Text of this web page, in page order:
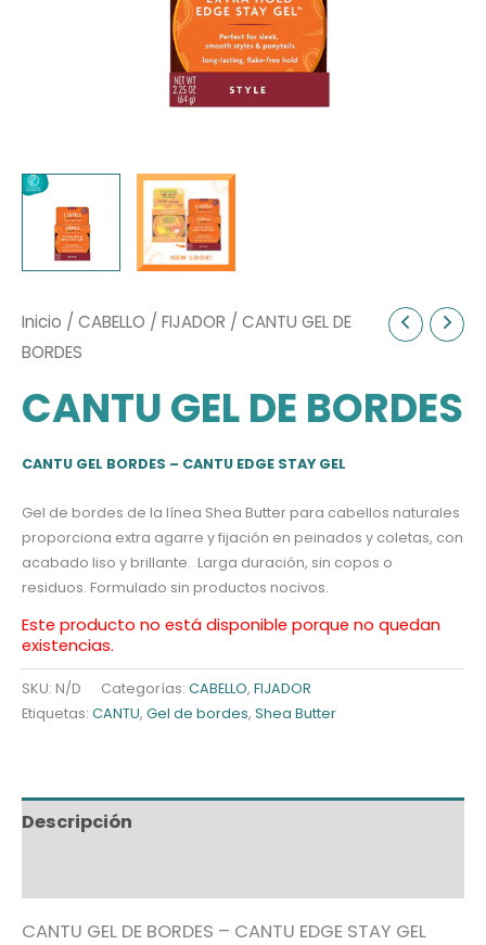
Inicio / CABELLO / FIJADOR / CANTU GEL DE
BORDES
CANTU GEL DE BORDES
CANTU GEL BORDES – CANTU EDGE STAY GEL
Gel de bordes de la línea Shea Butter para cabellos naturales
proporciona extra agarre y fijación en peinados y coletas, con
acabado liso y brillante. Larga duración, sin copos o
residuos. Formulado sin productos nocivos.
Este producto no está disponible porque no quedan
existencias.
SKU: N/D Categorías: CABELLO, FIJADOR
Etiquetas: CANTU, Gel de bordes, Shea Butter
Descripción
CANTU GEL DE BORDES – CANTU EDGE STAY GEL